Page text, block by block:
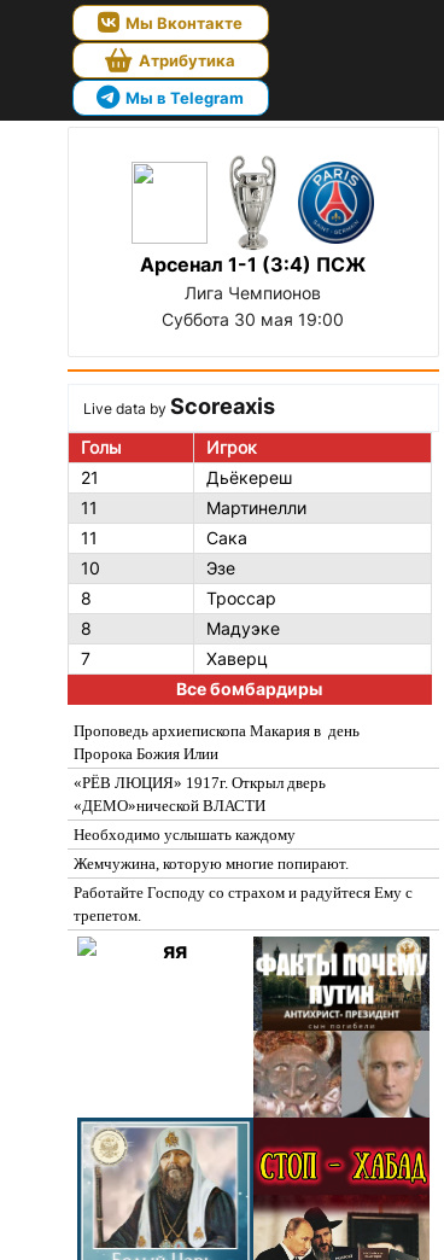
Мы Вконтакте
Атрибутика
Мы в Telegram
Арсенал 1-1 (3:4) ПСЖ
Лига Чемпионов
Суббота 30 мая 19:00
Live data by Scoreaxis
Голы
Игрок
21
Дьёкереш
11
Мартинелли
11
Сака
10
Эзе
8
Троссар
8
Мадуэке
7
Хаверц
Все бомбардиры
Проповедь архиепископа Макария в день
Пророка Божия Илии
«РЁВ ЛЮЦИЯ» 1917г. Открыл дверь
«ДЕМО»нической ВЛАСТИ
Необходимо услышать каждому
Жемчужина, которую многие попирают.
Работайте Господу со страхом и радуйтеся Ему с
трепетом.